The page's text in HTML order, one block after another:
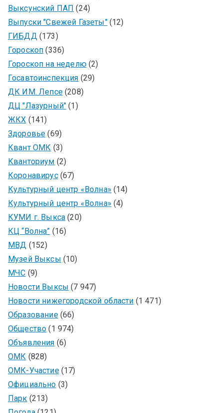
Выксунский ПАП (24)
Выпуски "Свежей Газеты"(12)
ГИБДД(173)
Гороскоп (336)
Гороскоп на неделю(2)
Госавтоинспекция (29)
ДК ИМ. Лепсе(208)
ДЦ "Лазурный" (1)
ЖКХ (141)
Здоровье (69)
Квант ОМК (3)
Кванториум (2)
Коронавирус(67)
Культурный центр «Волна» (14)
Культурный центр «Волна» (4)
КУМИ г. Выкса (20)
КЦ “Волна” (16)
МВД (152)
Музей Выксы (10)
МЧС (9)
Новости Выксы (7 947)
Новости нижегородской области (1 471)
Образование(66)
Общество (1 974)
Объявления (6)
ОМК (828)
ОМК-Участие(17)
Официально (3)
Парк (213)